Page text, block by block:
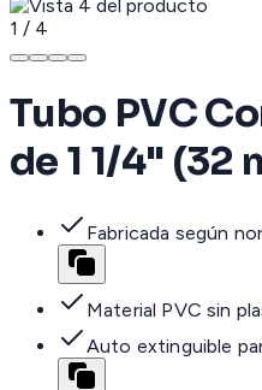
1 / 4
Tubo PVC
de 1 1/4" (32
Fabricada según
Material PVC sin
Auto extinguible